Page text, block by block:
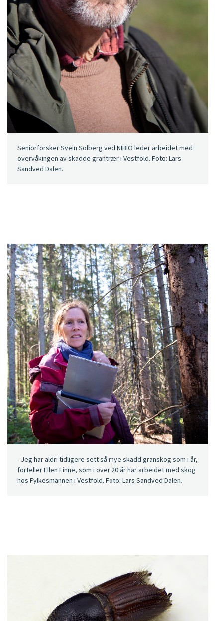
Seniorforsker Svein Solberg ved NIBIO leder arbeidet med
overvåkingen av skadde grantrær i Vestfold. Foto: Lars
Sandved Dalen.
- Jeg har aldri tidligere sett så mye skadd granskog som i år,
forteller Ellen Finne, som i over 20 år har arbeidet med skog
hos Fylkesmannen i Vestfold. Foto: Lars Sandved Dalen.